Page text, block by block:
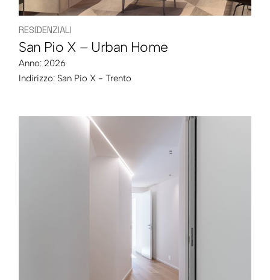
RESIDENZIALI
San Pio X – Urban Home
Anno: 2026
Indirizzo: San Pio X - Trento